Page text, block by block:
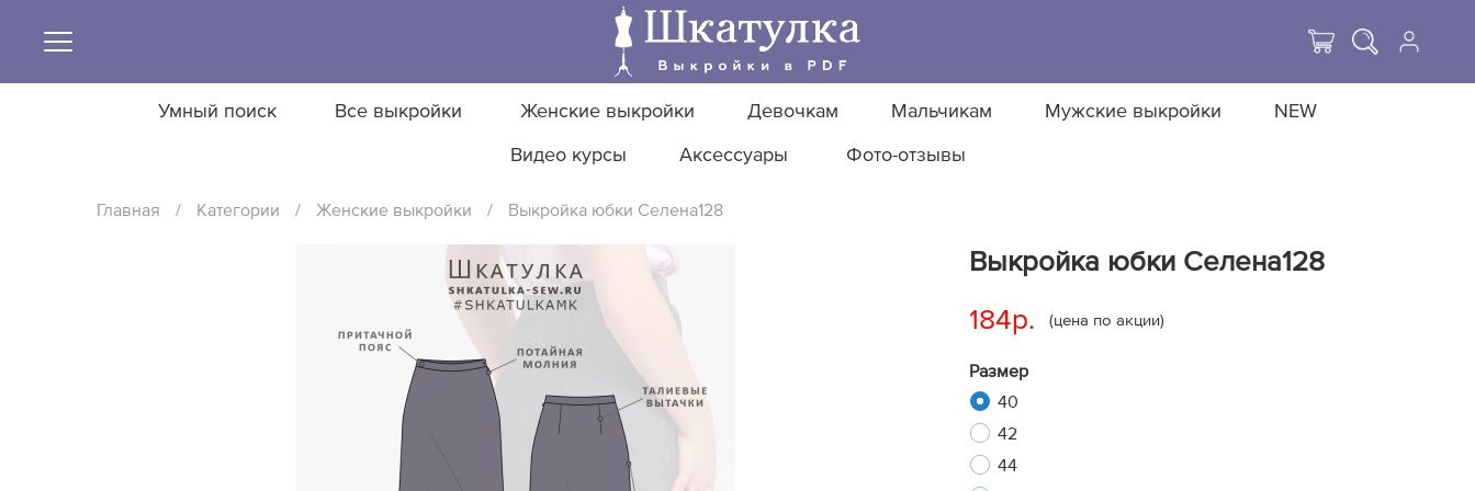
Умный поиск Все выкройки Женские выкройки Девочкам Мальчикам Мужские выкройки NEW
Видео курсы Аксессуары Фото-отзывы
Главная / Категории / Женские выкройки / Выкройка юбки Селена128
Выкройка юбки Селена128
184р. (цена по акции)
Размер
40
42
44